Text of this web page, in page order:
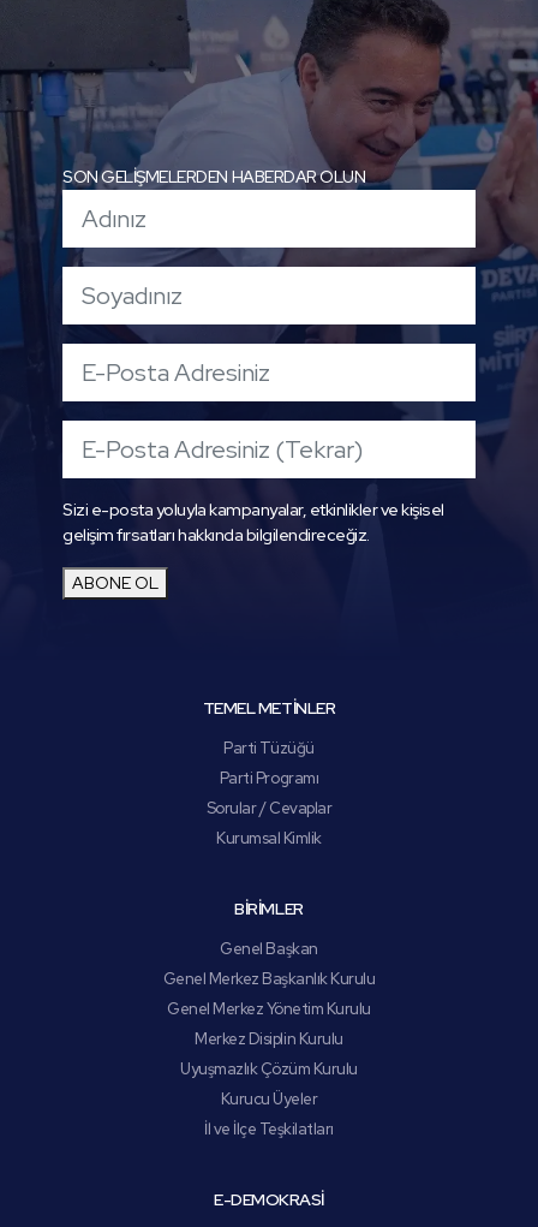
SON GELİŞMELERDEN HABERDAR OLUN
Sizi e-posta yoluyla kampanyalar, etkinlikler ve kişisel
gelişim fırsatları hakkında bilgilendireceğiz.
ABONE OL
TEMEL METİNLER
Parti Tüzüğü
Parti Programı
Sorular / Cevaplar
Kurumsal Kimlik
BİRİMLER
Genel Başkan
Genel Merkez Başkanlık Kurulu
Genel Merkez Yönetim Kurulu
Merkez Disiplin Kurulu
Uyuşmazlık Çözüm Kurulu
Kurucu Üyeler
İl ve İlçe Teşkilatları
E-DEMOKRASİ